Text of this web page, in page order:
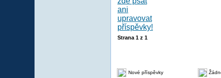
Strana 1 z 1
Nové příspěvky